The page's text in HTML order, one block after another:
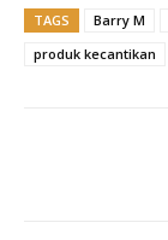
TAGS Barry M
produk kecantikan